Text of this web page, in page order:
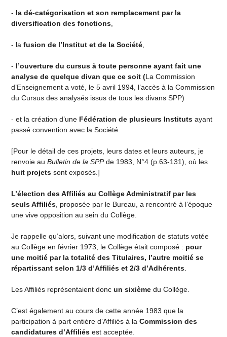
- la dé-catégorisation et son remplacement par la
diversification des fonctions,
- la fusion de l’Institut et de la Société,
- l’ouverture du cursus à toute personne ayant fait une
analyse de quelque divan que ce soit (La Commission
d’Enseignement a voté, le 5 avril 1994, l’accès à la Commission
du Cursus des analysés issus de tous les divans SPP)
- et la création d’une Fédération de plusieurs Instituts ayant
passé convention avec la Société.
[Pour le détail de ces projets, leurs dates et leurs auteurs, je
renvoie au Bulletin de la SPPde 1983, N°4 (p.63-131), où les
huit projets sont exposés.]
L’élection des Affiliés au Collège Administratif par les
seuls Affiliés, proposée par le Bureau, a rencontré à l’époque
une vive opposition au sein du Collège.
Je rappelle qu’alors, suivant une modification de statuts votée
au Collège en février 1973, le Collège était composé : pour
une moitié par la totalité des Titulaires, l’autre moitié se
répartissant selon 1/3 d’Affiliés et 2/3 d’Adhérents.
Les Affiliés représentaient donc un sixième du Collège.
C’est également au cours de cette année 1983 que la
participation à part entière d’Affiliés à la Commission des
candidatures d’Affiliés est acceptée.